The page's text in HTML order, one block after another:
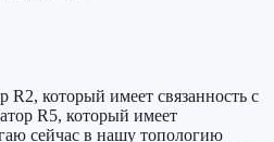
R2, который имеет связанность с
R5, который имеет
сейчас в нашу топологию